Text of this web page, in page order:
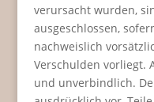
verursacht wurden,
ausgeschlossen,
nachweislich
Verschulden vorliegt.
und unverbindlich.